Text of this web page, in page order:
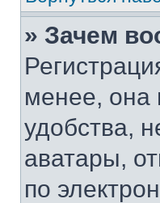
» Зачем
менее, она
удобства,
аватары,
по